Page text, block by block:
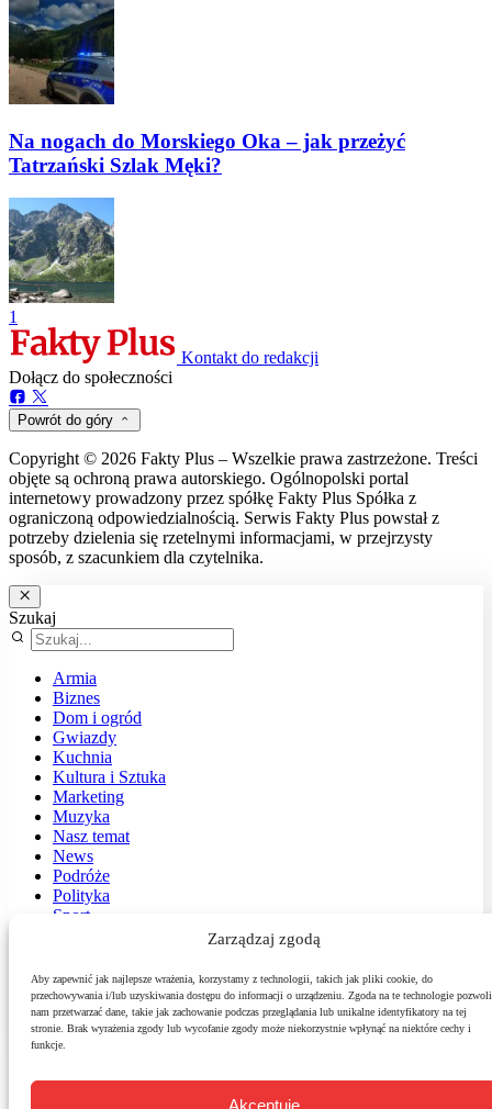
Zarządzaj zgodą
Aby zapewnić jak najlepsze wrażenia, korzystamy z technologii, takich jak pliki cookie, do
przechowywania i/lub uzyskiwania dostępu do informacji o urządzeniu. Zgoda na te technologie pozwoli
nam przetwarzać dane, takie jak zachowanie podczas przeglądania lub unikalne identyfikatory na tej
stronie. Brak wyrażenia zgody lub wycofanie zgody może niekorzystnie wpłynąć na niektóre cechy i
funkcje.
Akceptuję
Na nogach do Morskiego Oka – jak przeżyć
Tatrzański Szlak Męki?
1
Kontakt do redakcji
Dołącz do społeczności
Powrót do góry
Copyright © 2026 Fakty Plus – Wszelkie prawa zastrzeżone. Treści
objęte są ochroną prawa autorskiego. Ogólnopolski portal
internetowy prowadzony przez spółkę Fakty Plus Spółka z
ograniczoną odpowiedzialnością. Serwis Fakty Plus powstał z
potrzeby dzielenia się rzetelnymi informacjami, w przejrzysty
sposób, z szacunkiem dla czytelnika.
Szukaj
Armia
Biznes
Dom i ogród
Gwiazdy
Kuchnia
Kultura i Sztuka
Marketing
Muzyka
Nasz temat
News
Podróże
Polityka
Sport
Technologie
Zdrowie